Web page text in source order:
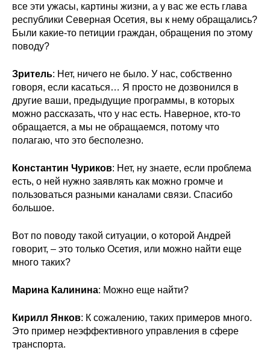
все эти ужасы, картины жизни, а у вас же есть глава
республики Северная Осетия, вы к нему обращались?
Были какие-то петиции граждан, обращения по этому
поводу?
Зритель: Нет, ничего не было. У нас, собственно
говоря, если касаться… Я просто не дозвонился в
другие ваши, предыдущие программы, в которых
можно рассказать, что у нас есть. Наверное, кто-то
обращается, а мы не обращаемся, потому что
полагаю, что это бесполезно.
Константин Чуриков: Нет, ну знаете, если проблема
есть, о ней нужно заявлять как можно громче и
пользоваться разными каналами связи. Спасибо
большое.
Вот по поводу такой ситуации, о которой Андрей
говорит, – это только Осетия, или можно найти еще
много таких?
Марина Калинина: Можно еще найти?
Кирилл Янков: К сожалению, таких примеров много.
Это пример неэффективного управления в сфере
транспорта.